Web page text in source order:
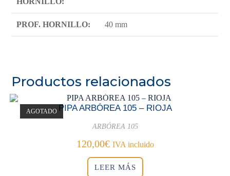
PROF. HORNILLO: 40 mm
Productos relacionados
AGOTADO PIPA ARBÓREA 105 – RIOJA
ARBÓREA 105
120,00€ IVA incluido
LEER MÁS